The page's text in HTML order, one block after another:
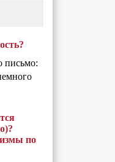
письмо:
по